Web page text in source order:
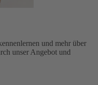
und mehr über
unser Angebot und